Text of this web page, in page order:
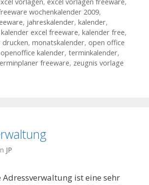
wochenkalender 2009,
, jahreskalender, kalender,
kalender excel freeware, kalender free,
drucken, monatskalender, open office
openoffice kalender, terminkalender,
freeware, zeugnis vorlage
JP
Adressverwaltung ist eine sehr